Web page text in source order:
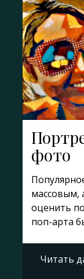
фото
массовым,
оценить
поп-арта
Читать